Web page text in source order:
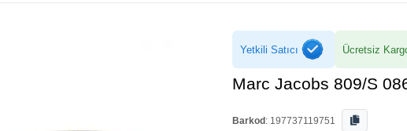
Yetkili Satıcı Ücretsiz
Marc Jacobs 809/S
Barkod : 197737119751